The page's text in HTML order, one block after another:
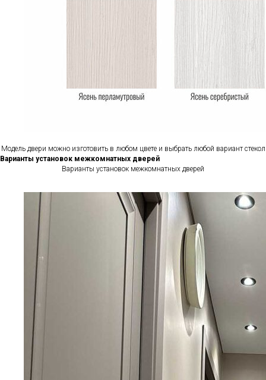
Модель двери можно изготовить в любом цвете и выбрать любой вариант стекол
Варианты установок межкомнатных дверей
Варианты установок межкомнатных дверей